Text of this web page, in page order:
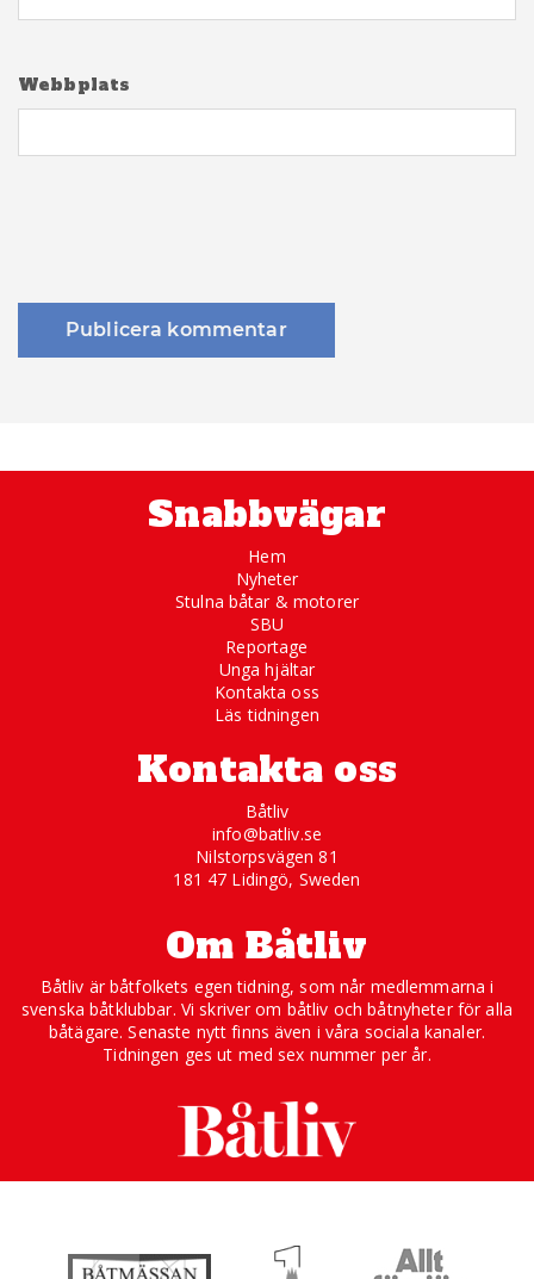
Webbplats
Snabbvägar
Hem
Nyheter
Stulna båtar & motorer
SBU
Reportage
Unga hjältar
Kontakta oss
Läs tidningen
Kontakta oss
Båtliv
info@batliv.se
Nilstorpsvägen 81
181 47 Lidingö, Sweden
Om Båtliv
Båtliv är båtfolkets egen tidning, som når medlemmarna i
svenska båtklubbar. Vi skriver om båtliv och båtnyheter för alla
båtägare. Senaste nytt finns även i våra sociala kanaler.
Tidningen ges ut med sex nummer per år.